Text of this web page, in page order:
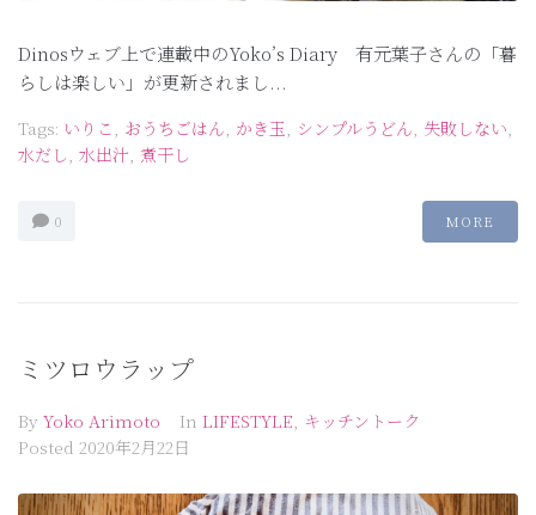
Dinosウェブ上で連載中のYoko’s Diary 有元葉子さんの「暮
らしは楽しい」が更新されまし...
Tags: いりこ, おうちごはん, かき玉, シンプルうどん, 失敗しない,
水だし, 水出汁, 煮干し
0 MORE
ミツロウラップ
By Yoko Arimoto In LIFESTYLE, キッチントーク
Posted 2020年2月22日